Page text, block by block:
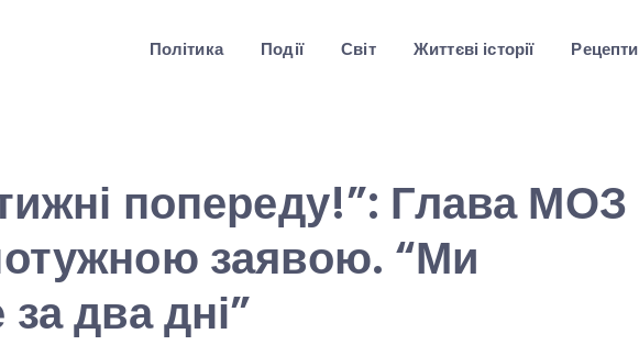
Політика Події Світ Життєві історії Рецепти
попереду!”: Глава МОЗ
заявою. “Ми
два дні”